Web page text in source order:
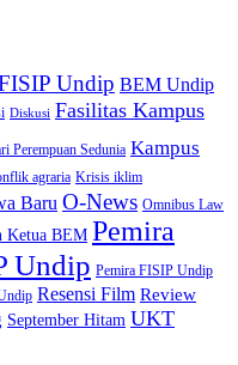
Undip BEM Undip
Diskusi Fasilitas Kampus
Perempuan Sedunia Kampus
agraria Krisis iklim
Baru O-News Omnibus Law
Ketua BEM Pemira
Undip Pemira FISIP Undip
Resensi Film Review
September Hitam UKT